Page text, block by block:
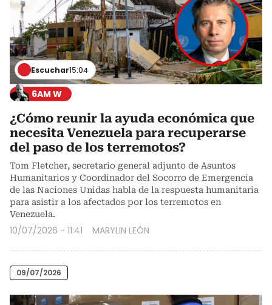
Escuchar15:04
6AM W
¿Cómo reunir la ayuda económica que
necesita Venezuela para recuperarse
del paso de los terremotos?
Tom Fletcher, secretario general adjunto de Asuntos
Humanitarios y Coordinador del Socorro de Emergencia
de las Naciones Unidas habla de la respuesta humanitaria
para asistir a los afectados por los terremotos en
Venezuela.
10/07/2026 - 11:41 MARYLIN LEÓN
09/07/2026